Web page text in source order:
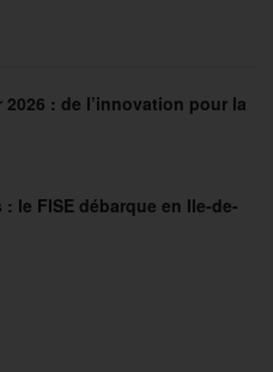
2026 : de l’innovation pour la
le FISE débarque en Ile-de-